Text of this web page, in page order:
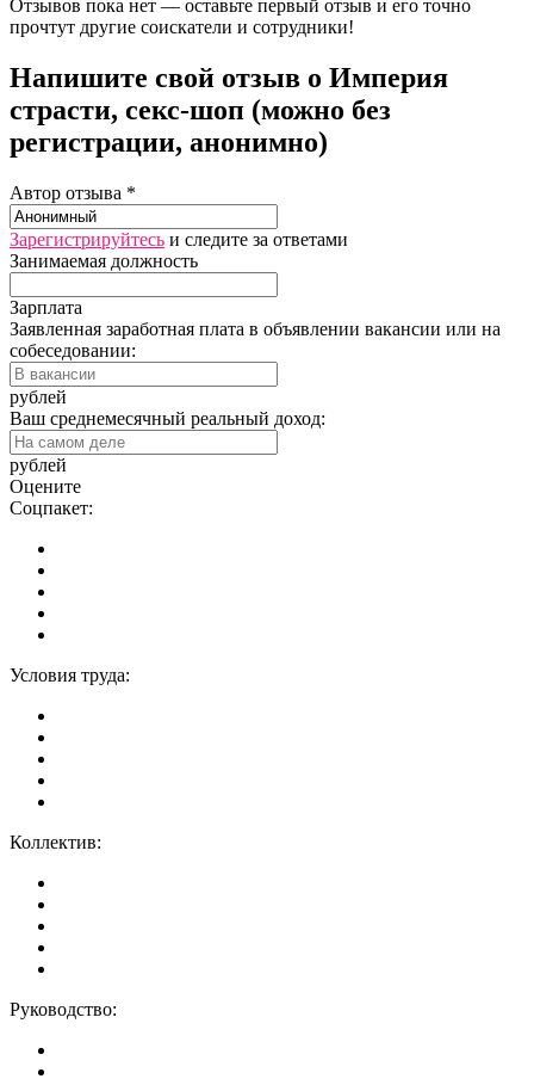
Отзывов пока нет — оставьте первый отзыв и его точно
прочтут другие соискатели и сотрудники!
Напишите свой отзыв о Империя
страсти, секс-шоп (можно без
регистрации, анонимно)
Автор отзыва *
Зарегистрируйтесь и следите за ответами
Занимаемая должность
Зарплата
Заявленная заработная плата в объявлении вакансии или на
собеседовании:
рублей
Ваш среднемесячный реальный доход:
рублей
Оцените
Соцпакет:
Условия труда:
Коллектив:
Руководство: